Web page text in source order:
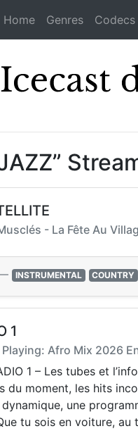
Home Genres Codecs
- La Fête Au
INSTRUMENTAL COUNTRY
1
Afro Mix 2026
1 – Les tubes et
du moment, les hits
une
tu sois en voiture,